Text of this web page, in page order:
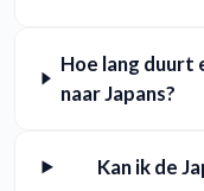
Hoe lang duurt
naar Japans?
Kan ik de